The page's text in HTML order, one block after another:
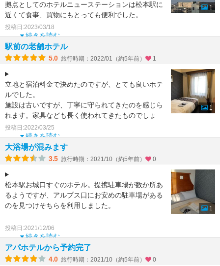
拠点としてのホテルニューステーションは松本駅に
近くて食事、買物にもとっても便利でした。
朝御飯もボリュームたっぷりで美味しくいただき
続きを読む
投稿日:2023/03/18
1
駅前の老舗ホテル
5.0 旅行時期：2022/01（約5年前） 1
立地と宿泊料金で決めたのですが、とても良いホテ
ルでした。
施設は古いですが、丁寧に守られてきたのを感じら
れます。家具なども長く使われてきたものでしょ
う、レトロな雰囲気で変にリノベーションされたも
のよ
続きを読む
投稿日:2022/03/25
1
大浴場が混みます
3.5 旅行時期：2021/10（約5年前） 0
松本駅お城口すぐのホテル。提携駐車場が数か所あ
るようですが、アルプス口にお安めの駐車場がある
のを見つけそちらを利用しました。
元は銭湯だったというホテルで、駅近でありながら
大浴場あり。ただし、ホ
続きを読む
投稿日:2021/12/06
1
アパホテルから予約完了
4.0 旅行時期：2021/10（約5年前） 0